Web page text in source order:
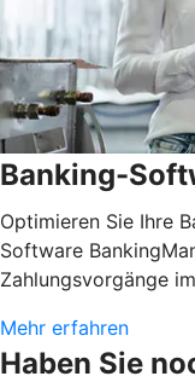
Banking-
Optimieren Sie Ihre
Software
Zahlungsvorgänge
Mehr erfahren
Haben Sie